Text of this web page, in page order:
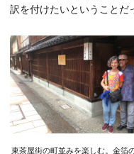
訳を付けたいということだ
東茶屋街の町並みを楽しむ。金箔